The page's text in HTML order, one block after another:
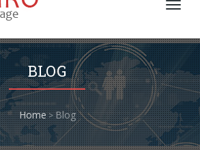
BLOG
Home>Blog